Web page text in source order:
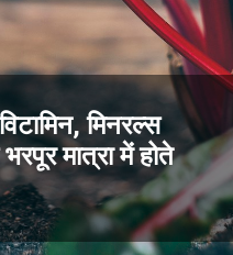
मिनरल्स
मात्रा में होते